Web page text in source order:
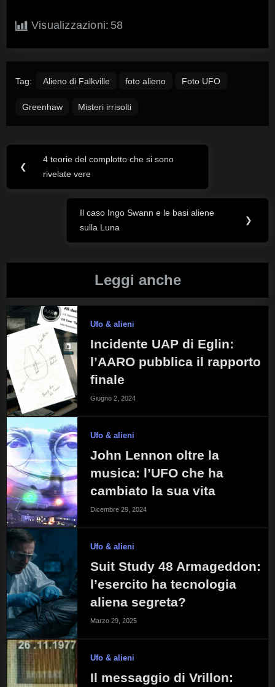
Visualizzazioni: 58
Tag: Alieno di Falkville foto alieno Foto UFO
Greenhaw Misteri irrisolti
Navigazione
articoli
❮
Previous
Post:
4 teorie del complotto che si sono
rivelate vere
Next
Post:
Il caso Ingo Swann e le basi aliene
sulla Luna
❯
Leggi anche
Ufo & alieni
Incidente UAP di Eglin:
l’AARO pubblica il rapporto
finale
Giugno 2, 2024
Ufo & alieni
John Lennon oltre la
musica: l’UFO che ha
cambiato la sua vita
Dicembre 29, 2024
Ufo & alieni
Suit Study 48 Armageddon:
l’esercito ha tecnologia
aliena segreta?
Marzo 29, 2025
Ufo & alieni
Il messaggio di Vrillon: